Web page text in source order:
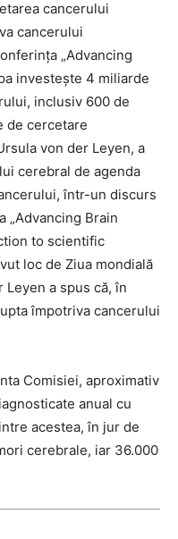
„Advancing
investește 4 miliarde
inclusiv 600 de
de cercetare
von der Leyen, a
cerebral de agenda
într-un discurs
„Advancing Brain
to scientific
loc de Ziua mondială
a spus că, în
împotriva cancerului
Comisiei, aproximativ
anual cu
acestea, în jur de
cerebrale, iar 36.000